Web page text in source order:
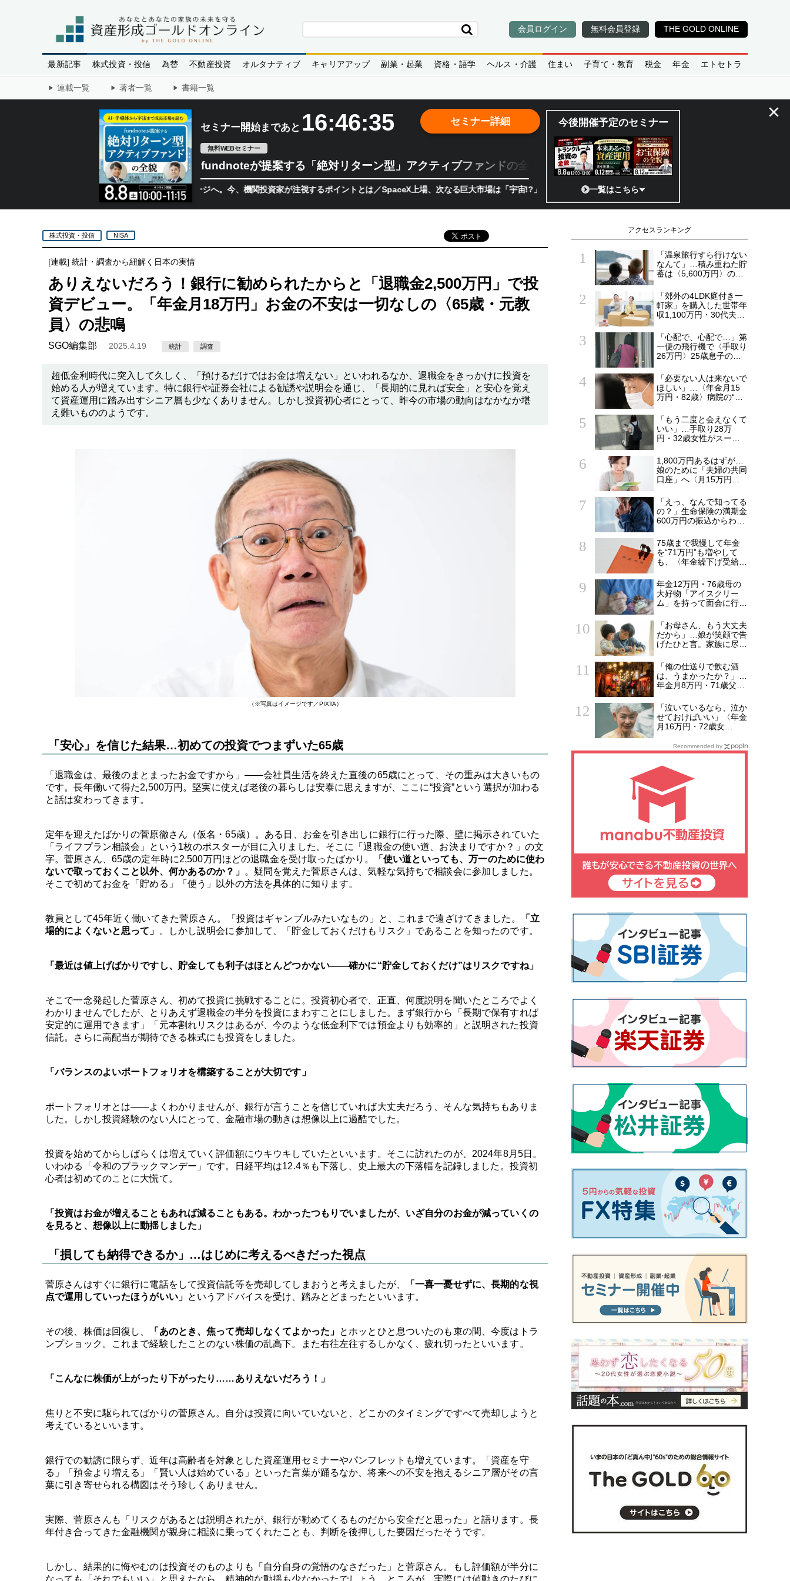
会員ログイン 無料会員登録 THE GOLD ONLINE
最新記事 株式投資・投信 為替 不動産投資 オルタナティブ キャリアアップ 副業・起業 資格・語学 ヘルス・介護 住まい 子育て・教育 税金 年金 エトセトラ
連載一覧 著者一覧 書籍一覧
セミナー開始まであと 16:46:34
無料WEBセミナー
fundnoteが提案する「絶対リターン型」アクティブファンドの全貌
半導体相場は次のステージへ。今、機関投資家が注視するポイントとは／SpaceX上場、次なる巨大市場は「宇宙!?」 日本の宇宙ベンチャーのココがスゴイ！／補助金から実需へ、知られざる宇
セミナー詳細 今後開催予定のセミナー
一覧はこちら
×
株式投資・投信 NISA
[連載] 統計・調査から紐解く日本の実情
ありえないだろう！銀行に勧められたからと「退職金2,500万円」で投
資デビュー。「年金月18万円」お金の不安は一切なしの〈65歳・元教
員〉の悲鳴
SGO編集部 2025.4.19 統計 調査
超低金利時代に突入して久しく、「預けるだけではお金は増えない」といわれるなか、退職金をきっかけに投資を
始める人が増えています。特に銀行や証券会社による勧誘や説明会を通じ、「長期的に見れば安全」と安心を覚え
て資産運用に踏み出すシニア層も少なくありません。しかし投資初心者にとって、昨今の市場の動向はなかなか堪
え難いもののようです。
（※写真はイメージです／PIXTA）
「安心」を信じた結果…初めての投資でつまずいた65歳
「退職金は、最後のまとまったお金ですから」――会社員生活を終えた直後の65歳にとって、その重みは大きいもの
です。長年働いて得た2,500万円。堅実に使えば老後の暮らしは安泰に思えますが、ここに“投資”という選択が加わる
と話は変わってきます。
定年を迎えたばかりの菅原徹さん（仮名・65歳）。ある日、お金を引き出しに銀行に行った際、壁に掲示されていた
「ライフプラン相談会」という1枚のポスターが目に入りました。そこに「退職金の使い道、お決まりですか？」の文
字。菅原さん、65歳の定年時に2,500万円ほどの退職金を受け取ったばかり。
「使い道といっても、万一のために使わ
ないで取っておくこと以外、何かあるのか？」 。疑問を覚えた菅原さんは、気軽な気持ちで相談会に参加しました。
そこで初めてお金を「貯める」「使う」以外の方法を具体的に知ります。
教員として45年近く働いてきた菅原さん。「投資はギャンブルみたいなもの」と、これまで遠ざけてきました。
「立
場的によくないと思って」
。しかし説明会に参加して、「貯金しておくだけもリスク」であることを知ったのです。
「最近は値上げばかりですし、貯金しても利子はほとんどつかない――確かに“貯金しておくだけ”はリスクですね」
そこで一念発起した菅原さん、初めて投資に挑戦することに。投資初心者で、正直、何度説明を聞いたところでよく
わかりませんでしたが、とりあえず退職金の半分を投資にまわすことにしました。まず銀行から「長期で保有すれば
安定的に運用できます」「元本割れリスクはあるが、今のような低金利下では預金よりも効率的」と説明された投資
信託。さらに高配当が期待できる株式にも投資をしました。
「バランスのよいポートフォリオを構築することが大切です」
ポートフォリオとは――よくわかりませんが、銀行が言うことを信じていれば大丈夫だろう、そんな気持ちもありま
した。しかし投資経験のない人にとって、金融市場の動きは想像以上に過酷でした。
投資を始めてからしばらくは増えていく評価額にウキウキしていたといいます。そこに訪れたのが、2024年8月5日。
いわゆる「令和のブラックマンデー」です。日経平均は12.4％も下落し、史上最大の下落幅を記録しました。投資初
心者は初めてのことに大慌て。
「投資はお金が増えることもあれば減ることもある。わかったつもりでいましたが、いざ自分のお金が減っていくの
を見ると、想像以上に動揺しました」
「損しても納得できるか」…はじめに考えるべきだった視点
菅原さんはすぐに銀行に電話をして投資信託等を売却してしまおうと考えましたが、
「一喜一憂せずに、長期的な視
点で運用していったほうがいい」 というアドバイスを受け、踏みとどまったといいます。
その後、株価は回復し、 「あのとき、焦って売却しなくてよかった」 とホッとひと息ついたのも束の間、今度はトラ
ンプショック。これまで経験したことのない株価の乱高下。また右往左往するしかなく、疲れ切ったといいます。
「こんなに株価が上がったり下がったり……ありえないだろう！」
焦りと不安に駆られてばかりの菅原さん。自分は投資に向いていないと、どこかのタイミングですべて売却しようと
考えているといいます。
銀行での勧誘に限らず、近年は高齢者を対象とした資産運用セミナーやパンフレットも増えています。「資産を守
る」「預金より増える」「賢い人は始めている」といった言葉が踊るなか、将来への不安を抱えるシニア層がその言
葉に引き寄せられる構図はそう珍しくありません。
実際、菅原さんも「リスクがあるとは説明されたが、銀行が勧めてくるものだから安全だと思った」と語ります。長
年付き合ってきた金融機関が親身に相談に乗ってくれたことも、判断を後押しした要因だったそうです。
しかし、結果的に悔やむのは投資そのものよりも「自分自身の覚悟のなさだった」と菅原さん。もし評価額が半分に
なっても「それでもいい」と思えたなら、精神的な動揺も少なかったでしょう。ところが、実際には値動きのたびに
アクセスランキング
「温泉旅行すら行けない
なんて」…積み重ねた貯
蓄は〈5,600万円〉の68
を貯めたはずが「馬鹿だ
った」肩を落とす理由
「郊外の4LDK庭付き一
軒家」を購入した世帯年
収1,100万円・30代夫婦
のタワマンにしておけ
ば…」と頭を抱えたワケ
「心配で、心配で…」第
一便の飛行機で〈手取り
26万円〉25歳息子のア
歳母。待ち受けてい
た“悲しい結末”【CFPの
助言】
「必要ない人は来ないで
ほしい」…〈年金月15
万円・82歳〉病院の“常
られた20代会社員の本
音。それでも通い続ける
理由
「もう二度と会えなくて
いい」…手取り28万
円・32歳女性がスーツ
出した日。きっかけは
66歳母の「背筋の凍る
一言」
1,800万円あるはずが…
娘のために「夫婦の共同
口座」へ〈月15万円〉
ATMで絶句。夫を問い詰
め、判明した「消えた教
育費」の行方
「えっ、なんで知ってる
の？」生命保険の満期金
600万円の振込からわず
のもとに銀行からき
た“恐ろしい電話”【FPが
解説】
75歳まで我慢して年金
を“71万円”も増やして
も、〈年金繰下げ受給〉
偶者が年下の人」「定年
後も働く人」「特別な年
金を受け取れる人」
【CFPが解説】
年金12万円・76歳母の
大好物「アイスクリー
ム」を持って面会に行っ
からの家路、モヤモヤが
収まらなかったワケ
「お母さん、もう大丈夫
だから」…娘が笑顔で告
げたひと言。家族に尽く
「孫離れ」を突き付けら
れた日
「俺の仕送りで飲む酒
は、うまかったか？」…
年金月8万円・71歳父を
助〉が途絶えた夜
「泣いているなら、泣か
せておけばいい」〈年金
月16万円・72歳女
て！」と泣き叫んでも完
全無視を決め込んだ理由
Recommended by